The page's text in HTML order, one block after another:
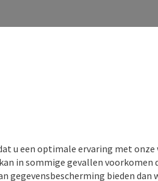
u een optimale ervaring met
in sommige gevallen voorkomen
gegevensbescherming bieden